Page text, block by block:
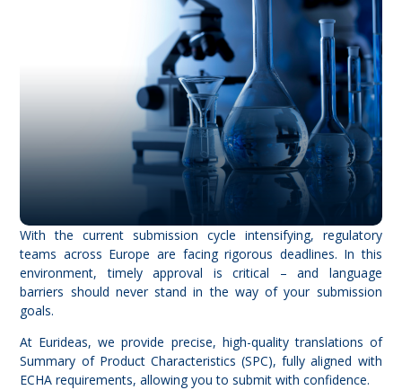
With the current submission cycle intensifying, regulatory
teams across Europe are facing rigorous deadlines. In this
environment, timely approval is critical – and language
barriers should never stand in the way of your submission
goals.
At Eurideas, we provide precise, high-qualitytranslations of
Summary of Product Characteristics (SPC), fully aligned with
ECHA requirements, allowing you to submit with confidence.